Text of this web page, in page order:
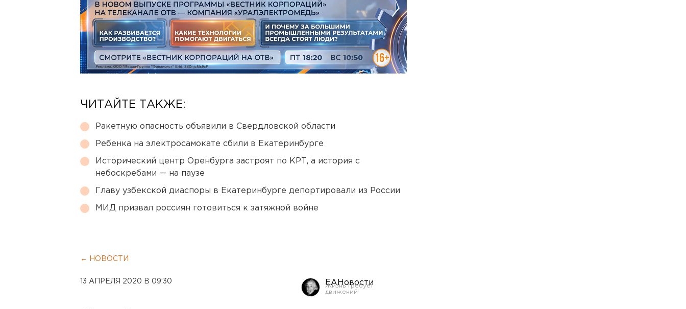
ЧИТАЙТЕ ТАКЖЕ:
Ракетную опасность объявили в Свердловской области
Ребенка на электросамокате сбили в Екатеринбурге
Исторический центр Оренбурга застроят по КРТ, а история с
небоскребами — на паузе
Главу узбекской диаспоры в Екатеринбурге депортировали из России
МИД призвал россиян готовиться к затяжной войне
← НОВОСТИ
13 АПРЕЛЯ 2020 В 09:30 ЕАНовости